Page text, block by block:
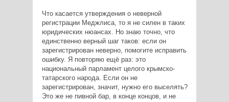
Что касается утверждения о неверной
регистрации Меджлиса, то я не силен в таких
юридических нюансах. Но знаю точно, что
единственно верный шаг таков: если он
зарегистрирован неверно, помогите исправить
ошибку. Я повторяю ещё раз: это
национальный парламент целого крымско-
татарского народа. Если он не
зарегистрирован, значит, нужно его выселять?
Это же не пивной бар, в конце концов, и не